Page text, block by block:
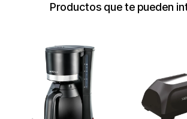
Productos que te pueden